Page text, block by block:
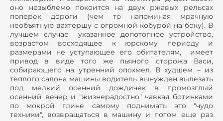
оно незыблемо покоится на двух ржавых рельсах
поперек дороги (чем то напоминая мрачную
необъятную вахтершу с огромной кобурой на боку). В
лучшем случае указанное допотопное устройство,
возрастом восходящее к юрскому периоду и
размерами не уступающее его обитателям, имеет
привод в виде того же пьяного сторожа Васи,
собирающего на утренний опохмел. В худшем – из
теплого салона машины водитель вынужден вылезать
под мелкий осенний дождичек в промозглый
осенний вечер и "жизнерадостно" чавкая ботинками
по мокрой глине самому поднимать это "чудо
техники", возвращаться в машину и потом еще раз